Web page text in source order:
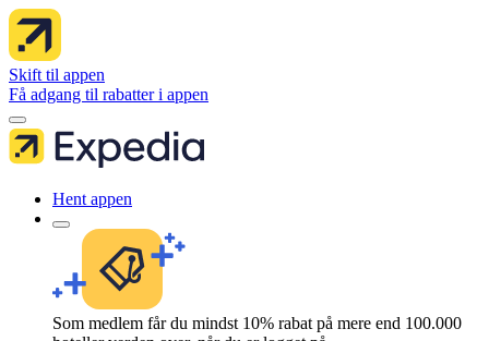
Skift til appen
Få adgang til rabatter i appen
Hent appen
Som medlem får du mindst 10% rabat på mere end 100.000